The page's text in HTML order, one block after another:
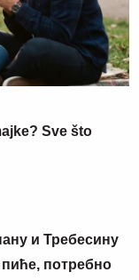
Sve što
и Требесину
потребно